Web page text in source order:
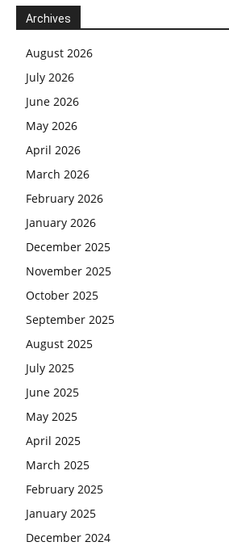
Archives
August 2026
July 2026
June 2026
May 2026
April 2026
March 2026
February 2026
January 2026
December 2025
November 2025
October 2025
September 2025
August 2025
July 2025
June 2025
May 2025
April 2025
March 2025
February 2025
January 2025
December 2024